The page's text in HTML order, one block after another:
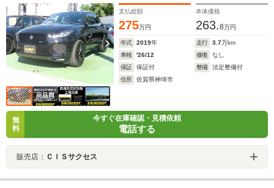
LEDヘッドライト パドルシフト
支払総額
275万円
本体価格
263.8万円
年式 2019年 走行 3.7万km
車検
'26/12 修復
なし
保証
保証付 整備
法定整備付
住所
佐賀県神埼市
無
料
今すぐ在庫確認・見積依頼
電話する
販売店： ＣＩＳサクセス